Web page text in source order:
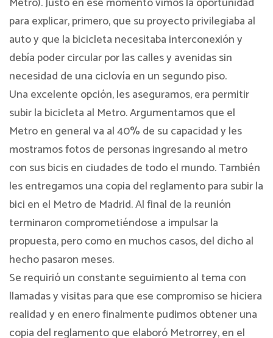
para explicar, primero, que su proyecto privilegiaba al
auto y que la bicicleta necesitaba interconexión y
debía poder circular por las calles y avenidas sin
necesidad de una ciclovía en un segundo piso.
Una excelente opción, les aseguramos, era permitir
subir la bicicleta al Metro. Argumentamos que el
Metro en general va al 40% de su capacidad y les
mostramos fotos de personas ingresando al metro
con sus bicis en ciudades de todo el mundo. También
les entregamos una copia del reglamento para subir la
bici en el Metro de Madrid. Al final de la reunión
terminaron comprometiéndose a impulsar la
propuesta, pero como en muchos casos, del dicho al
hecho pasaron meses.
Se requirió un constante seguimiento al tema con
llamadas y visitas para que ese compromiso se hiciera
realidad y en enero finalmente pudimos obtener una
copia del reglamento que elaboró Metrorrey, en el